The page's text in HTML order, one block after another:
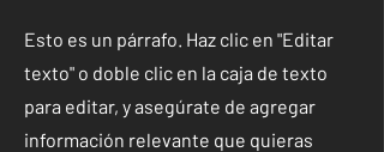
Esto es un párrafo. Haz clic en "Editar
texto" o doble clic en la caja de texto
para editar, y asegúrate de agregar
información relevante que quieras